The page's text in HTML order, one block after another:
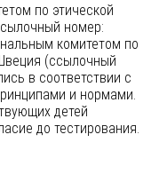
по этической
номер:
комитетом по
(ссылочный
в соответствии с
и нормами.
детей
до тестирования.